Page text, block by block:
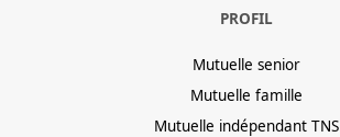
PROFIL
Mutuelle senior
Mutuelle famille
Mutuelle indépendant TNS